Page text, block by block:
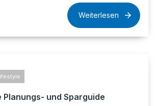
Weiterlesen
Planungs- und Sparguide